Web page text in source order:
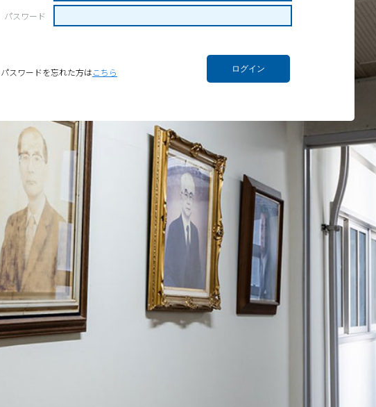
パスワード
パスワードを忘れた方はこちら ログイン